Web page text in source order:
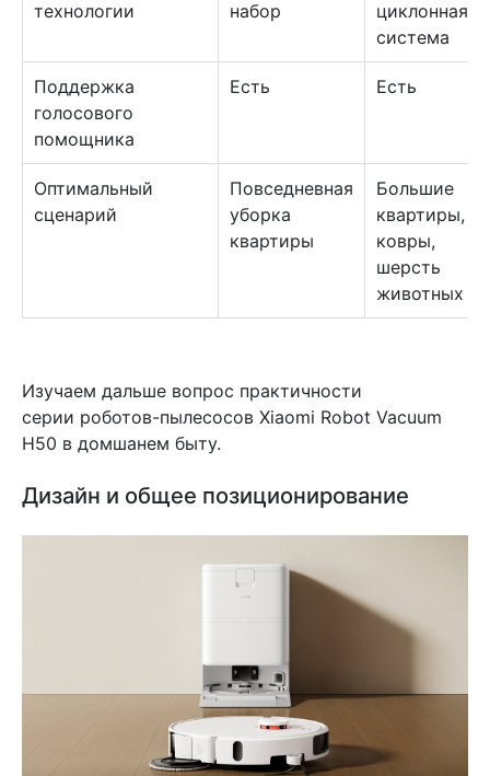
технологии набор
циклонная
система
Поддержка
голосового
помощника
Есть Есть
Оптимальный
сценарий
Повседневная
уборка
квартиры
Большие
квартиры,
ковры,
шерсть
животных
Изучаем дальше вопрос практичности
серии роботов-пылесосов Xiaomi Robot Vacuum
H50 в домшанем быту.
Дизайн и общее позиционирование